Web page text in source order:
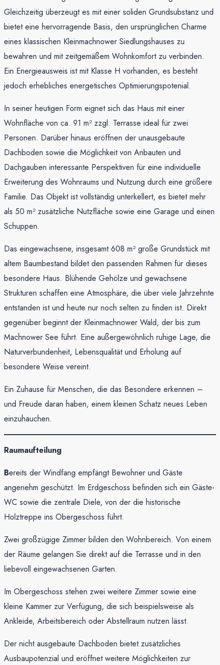
Gleichzeitig überzeugt es mit einer soliden Grundsubstanz und
bietet eine hervorragende Basis, den ursprünglichen Charme
eines klassischen Kleinmachnower Siedlungshauses zu
bewahren und mit zeitgemäßem Wohnkomfort zu verbinden.
Ein Energieausweis ist mit Klasse H vorhanden, es besteht
jedoch erhebliches energetisches Optimierungspotenial.
In seiner heutigen Form eignet sich das Haus mit einer
Wohnfläche von ca. 91 m² zzgl. Terrasse ideal für zwei
Personen. Darüber hinaus eröffnen der unausgebaute
Dachboden sowie die Möglichkeit von Anbauten und
Dachgauben interessante Perspektiven für eine individuelle
Erweiterung des Wohnraums und Nutzung durch eine größere
Familie. Das Objekt ist vollständig unterkellert, es bietet mehr
als 50 m² zusätzliche Nutzfläche sowie eine Garage und einen
Schuppen.
Das eingewachsene, insgesamt 608 m² große Grundstück mit
altem Baumbestand bildet den passenden Rahmen für dieses
besondere Haus. Blühende Gehölze und gewachsene
Strukturen schaffen eine Atmosphäre, die über viele Jahrzehnte
entstanden ist und heute nur noch selten zu finden ist. Direkt
gegenüber beginnt der Kleinmachnower Wald, der bis zum
Machnower See führt. Eine außergewöhnlich ruhige Lage, die
Naturverbundenheit, Lebensqualität und Erholung auf
besondere Weise vereint.
Ein Zuhause für Menschen, die das Besondere erkennen –
und Freude daran haben, einem kleinen Schatz neues Leben
einzuhauchen.
Raumaufteilung
Bereits der Windfang empfängt Bewohner und Gäste
angenehm geschützt. Im Erdgeschoss befinden sich ein Gäste-
WC sowie die zentrale Diele, von der die historische
Holztreppe ins Obergeschoss führt.
Zwei großzügige Zimmer bilden den Wohnbereich. Von einem
der Räume gelangen Sie direkt auf die Terrasse und in den
liebevoll eingewachsenen Garten.
Im Obergeschoss stehen zwei weitere Zimmer sowie eine
kleine Kammer zur Verfügung, die sich beispielsweise als
Ankleide, Arbeitsbereich oder Abstellraum nutzen lässt.
Der nicht ausgebaute Dachboden bietet zusätzliches
Ausbaupotenzial und eröffnet weitere Möglichkeiten zur